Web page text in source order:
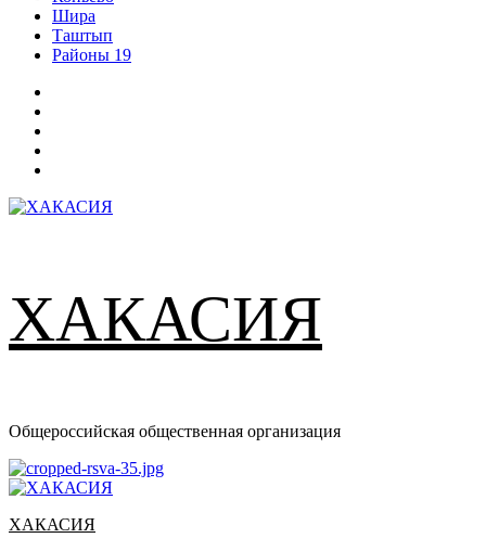
Шира
Таштып
Районы 19
ХАКАСИЯ
Общероссийская общественная организация
Основное
ХАКАСИЯ